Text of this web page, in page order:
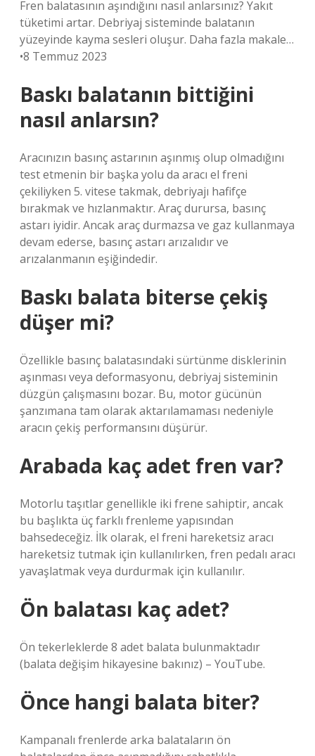
Fren balatasının aşındığını nasıl anlarsınız? Yakıt
tüketimi artar. Debriyaj sisteminde balatanın
yüzeyinde kayma sesleri oluşur. Daha fazla makale…
•8 Temmuz 2023
Baskı balatanın bittiğini
nasıl anlarsın?
Aracınızın basınç astarının aşınmış olup olmadığını
test etmenin bir başka yolu da aracı el freni
çekiliyken 5. vitese takmak, debriyajı hafifçe
bırakmak ve hızlanmaktır. Araç durursa, basınç
astarı iyidir. Ancak araç durmazsa ve gaz kullanmaya
devam ederse, basınç astarı arızalıdır ve
arızalanmanın eşiğindedir.
Baskı balata biterse çekiş
düşer mi?
Özellikle basınç balatasındaki sürtünme disklerinin
aşınması veya deformasyonu, debriyaj sisteminin
düzgün çalışmasını bozar. Bu, motor gücünün
şanzımana tam olarak aktarılamaması nedeniyle
aracın çekiş performansını düşürür.
Arabada kaç adet fren var?
Motorlu taşıtlar genellikle iki frene sahiptir, ancak
bu başlıkta üç farklı frenleme yapısından
bahsedeceğiz. İlk olarak, el freni hareketsiz aracı
hareketsiz tutmak için kullanılırken, fren pedalı aracı
yavaşlatmak veya durdurmak için kullanılır.
Ön balatası kaç adet?
Ön tekerleklerde 8 adet balata bulunmaktadır
(balata değişim hikayesine bakınız) – YouTube.
Önce hangi balata biter?
Kampanalı frenlerde arka balataların ön